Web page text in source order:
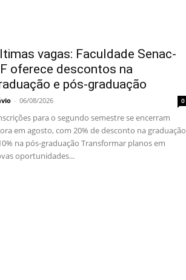
vagas: Faculdade Senac-
oferece descontos na
e pós-graduação
- 06/08/2026 0
para o segundo semestre se encerram
em agosto, com 20% de desconto na graduação
na pós-graduação Transformar planos em
oportunidades...